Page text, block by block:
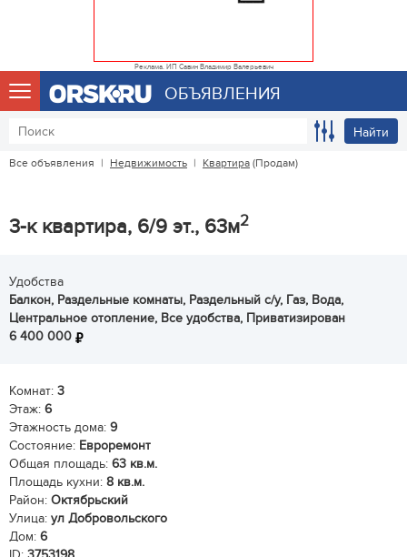
Реклама. ИП Савин Владимир Валерьевич
ОБЪЯВЛЕНИЯ
Найти
Все объявления | Недвижимость | Квартира (Продам)
3-к квартира, 6/9 эт., 63м2
Удобства
Балкон, Раздельные комнаты, Раздельный с/у, Газ, Вода,
Центральное отопление, Все удобства, Приватизирован
6 400 000
Комнат: 3
Этаж: 6
Этажность дома: 9
Состояние: Евроремонт
Общая площадь: 63 кв.м.
Площадь кухни: 8 кв.м.
Район: Октябрьский
Улица: ул Добровольского
Дом: 6